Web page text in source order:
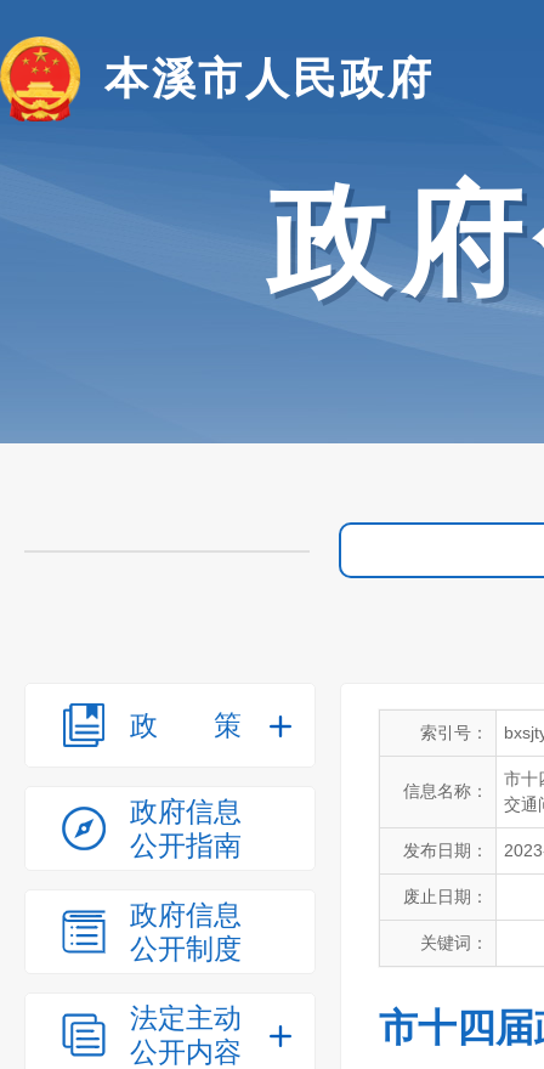
本溪市人民政府
政
政策
政府信息
公开指南
政府信息
公开制度
法定主动
公开内容
索引号：
信息名称：
市十
交通
发布日期：
废止日期：
关键词：
市十四